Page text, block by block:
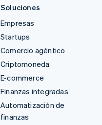
Soluciones
Empresas
Startups
Comercio agéntico
Criptomoneda
E-commerce
Finanzas integradas
Automatización de
finanzas